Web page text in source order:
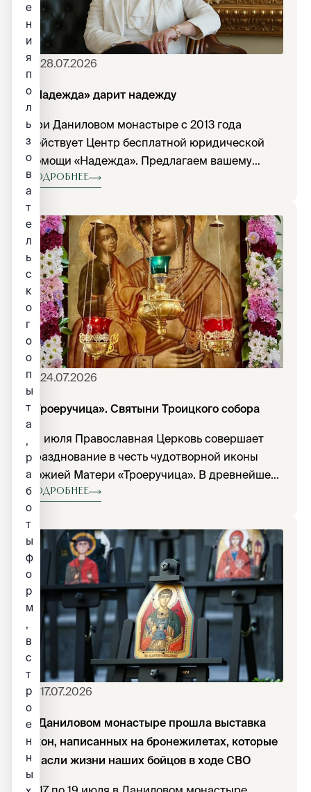
28.07.2026
«Надежда» дарит надежду
При Даниловом монастыре с 2013 года
действует Центр бесплатной юридической
помощи «Надежда». Предлагаем вашему
вниманию интервью руководителя Центра,
адвоката Марии Лукьяновой интернет-
журналу «Прихожанин».
Подробнее
24.07.2026
«Троеручица». Святыни Троицкого собора
25 июля Православная Церковь совершает
празднование в честь чудотворной иконы
Божией Матери «Троеручица». В древнейшей
обители Москвы Свято-Даниловом монастыре
можно поклониться одному из
многочисленных списков этого образа.
Подробнее
17.07.2026
В Даниловом монастыре прошла выставка
икон, написанных на бронежилетах, которые
спасли жизни наших бойцов в ходе СВО
е
н
и
я
п
о
л
ь
з
о
в
а
т
е
л
ь
с
к
о
г
о
о
п
ы
т
а
,
р
а
б
о
т
ы
ф
о
р
м
,
в
с
т
р
о
е
н
н
ы